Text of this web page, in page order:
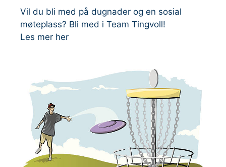
Vil du bli med på dugnader og en sosial
møteplass? Bli med i Team Tingvoll!
Les mer her